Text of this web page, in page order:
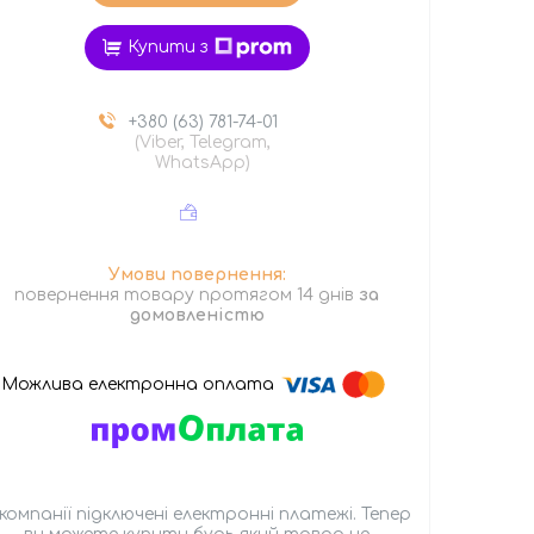
Купити з
+380 (63) 781-74-01
(Viber, Telegram,
WhatsApp)
повернення товару протягом 14 днів за
домовленістю
підключені електронні платежі. Тепер